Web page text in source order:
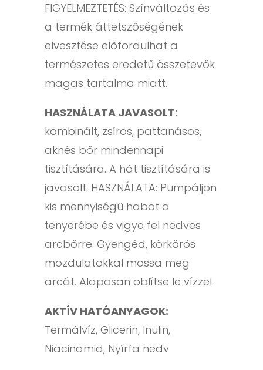
FIGYELMEZTETÉS: Színváltozás és
a termék áttetszőségének
elvesztése előfordulhat a
természetes eredetű összetevők
magas tartalma miatt.
HASZNÁLATA JAVASOLT:
kombinált, zsíros, pattanásos,
aknés bőr mindennapi
tisztítására. A hát tisztítására is
javasolt. HASZNÁLATA: Pumpáljon
kis mennyiségű habot a
tenyerébe és vigye fel nedves
arcbőrre. Gyengéd, körkörös
mozdulatokkal mossa meg
arcát. Alaposan öblítse le vízzel.
AKTÍV HATÓANYAGOK:
Termálvíz, Glicerin, Inulin,
Niacinamid, Nyírfa nedv